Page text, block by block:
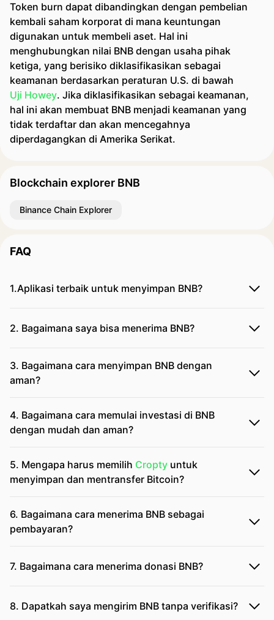
Token burn dapat dibandingkan dengan pembelian
kembali saham korporat di mana keuntungan
digunakan untuk membeli aset. Hal ini
menghubungkan nilai BNB dengan usaha pihak
ketiga, yang berisiko diklasifikasikan sebagai
keamanan berdasarkan peraturan U.S. di bawah
Uji Howey. Jika diklasifikasikan sebagai keamanan,
hal ini akan membuat BNB menjadi keamanan yang
tidak terdaftar dan akan mencegahnya
diperdagangkan di Amerika Serikat.
Blockchain explorer BNB
Binance Chain Explorer
FAQ
1.Aplikasi terbaik untuk menyimpan BNB?
2. Bagaimana saya bisa menerima BNB?
3. Bagaimana cara menyimpan BNB dengan
aman?
4. Bagaimana cara memulai investasi di BNB
dengan mudah dan aman?
5. Mengapa harus memilih Cropty untuk
menyimpan dan mentransfer Bitcoin?
6. Bagaimana cara menerima BNB sebagai
pembayaran?
7. Bagaimana cara menerima donasi BNB?
8. Dapatkah saya mengirim BNB tanpa verifikasi?